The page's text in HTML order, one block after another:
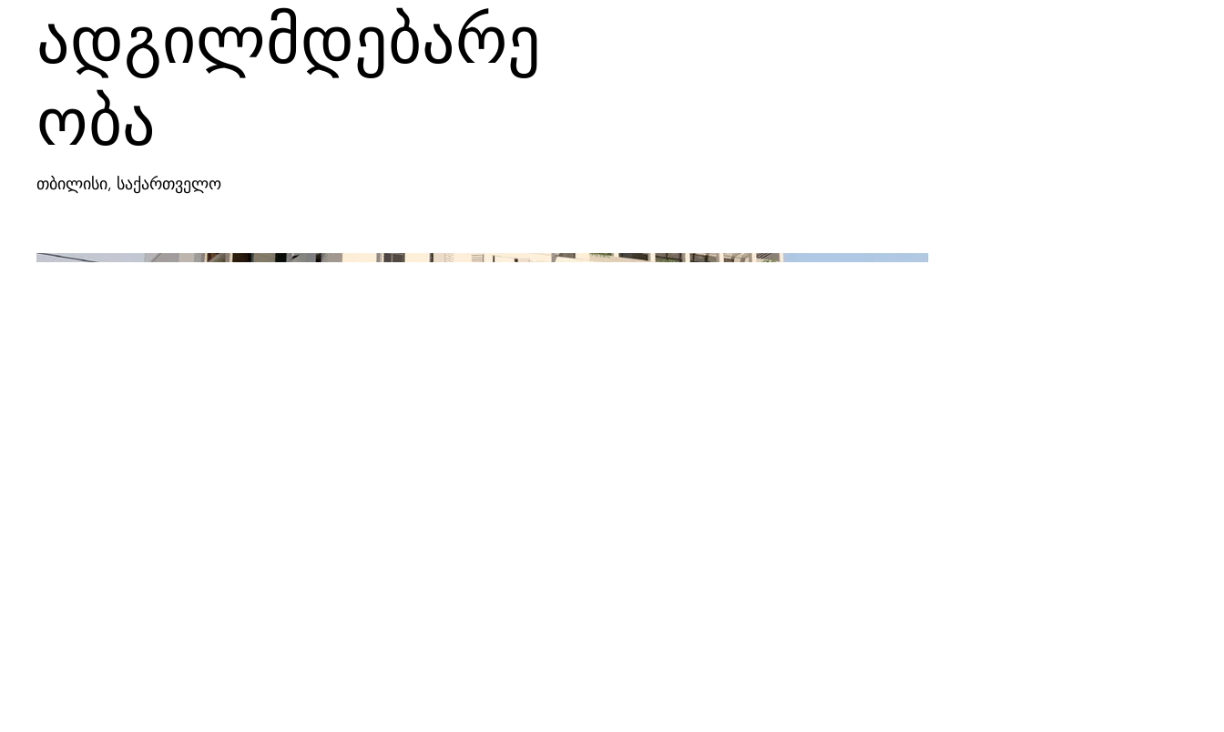
ადგილმდებარე
ობა
თბილისი, საქართველო